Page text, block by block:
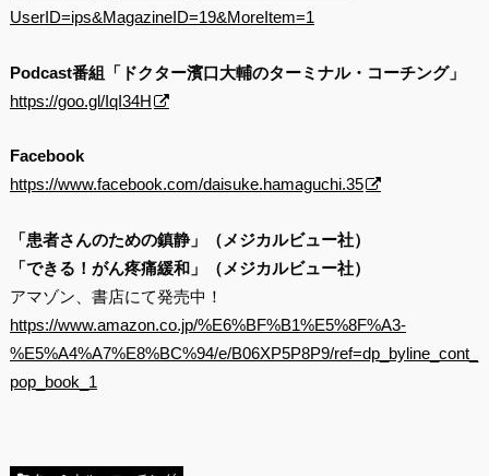
UserID=ips&MagazineID=19&MoreItem=1
Podcast番組「ドクター濱口大輔のターミナル・コーチング」
https://goo.gl/IqI34H
Facebook
https://www.facebook.com/daisuke.hamaguchi.35
「患者さんのための鎮静」（メジカルビュー社）
「できる！がん疼痛緩和」（メジカルビュー社）
アマゾン、書店にて発売中！
https://www.amazon.co.jp/%E6%BF%B1%E5%8F%A3-
%E5%A4%A7%E8%BC%94/e/B06XP5P8P9/ref=dp_byline_cont_
pop_book_1